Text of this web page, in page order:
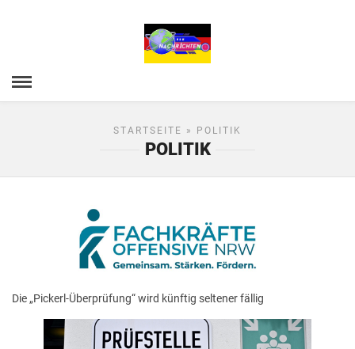
STARTSEITE » POLITIK
POLITIK
Die „Pickerl-Überprüfung“ wird künftig seltener fällig